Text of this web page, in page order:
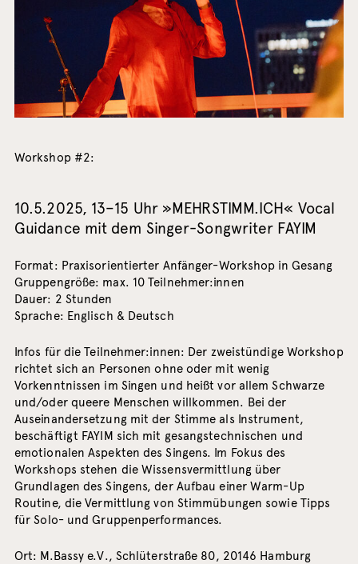
Workshop #2:
10.5.2025, 13–15 Uhr »MEHRSTIMM.ICH« Vocal
Guidance mit dem Singer-Songwriter FAYIM
Format: Praxisorientierter Anfänger-Workshop in Gesang
Gruppengröße: max. 10 Teilnehmer:innen
Dauer: 2 Stunden
Sprache: Englisch & Deutsch
Infos für die Teilnehmer:innen: Der zweistündige Workshop
richtet sich an Personen ohne oder mit wenig
Vorkenntnissen im Singen und heißt vor allem Schwarze
und/oder queere Menschen willkommen. Bei der
Auseinandersetzung mit der Stimme als Instrument,
beschäftigt FAYIM sich mit gesangstechnischen und
emotionalen Aspekten des Singens. Im Fokus des
Workshops stehen die Wissensvermittlung über
Grundlagen des Singens, der Aufbau einer Warm-Up
Routine, die Vermittlung von Stimmübungen sowie Tipps
für Solo- und Gruppenperformances.
Ort: M.Bassy e.V., Schlüterstraße 80, 20146 Hamburg